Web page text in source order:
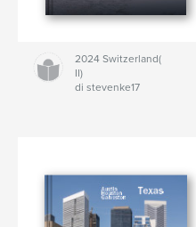
2024 Switzerland(
II)
di stevenke17